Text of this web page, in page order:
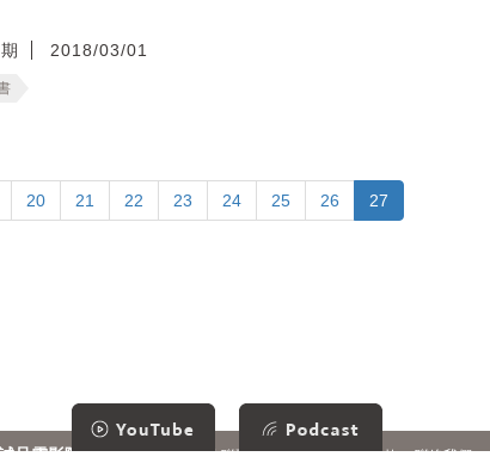
2018/03/01
20 21 22 23 24 25 26 27
品電影院 旅客專區 合作聯繫 隱私條款 服務條款 聯絡我們